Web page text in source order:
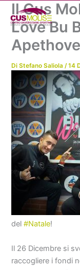
contenuto
Il Cus
Love Bu
DiStefano Saliola/14
del#Natale!
Il 26 Dicembre si
raccogliere i fondi